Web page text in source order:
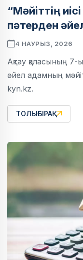
“Мәйіттің
пәтерден
4 НАУРЫЗ, 2026
Ақтау қаласының
әйел адамның
kyn.kz.
ТОЛЫҒЫРАҚ